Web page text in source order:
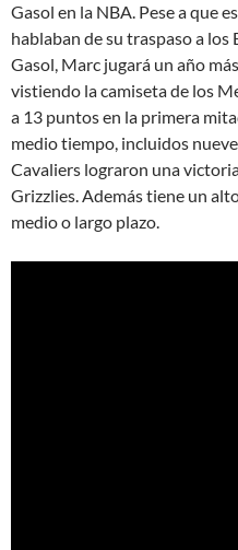
Gasol en la NBA. Pese a que
hablaban de su traspaso a
Gasol, Marc jugará un año
vistiendo la camiseta de los
a 13 puntos en la primera
medio tiempo, incluidos
Cavaliers lograron una
Grizzlies. Además tiene un
medio o largo plazo.